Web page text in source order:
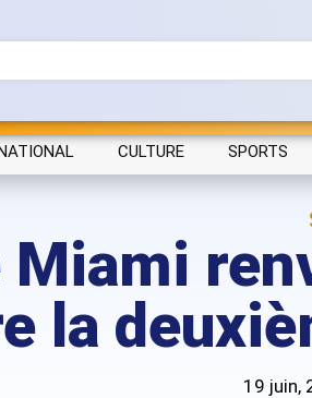
CULTURE SPORTS
Miami
la
19 juin,